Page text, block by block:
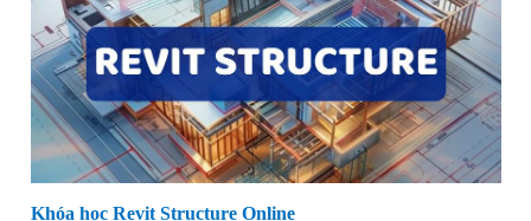
Khóa học Revit Structure Online